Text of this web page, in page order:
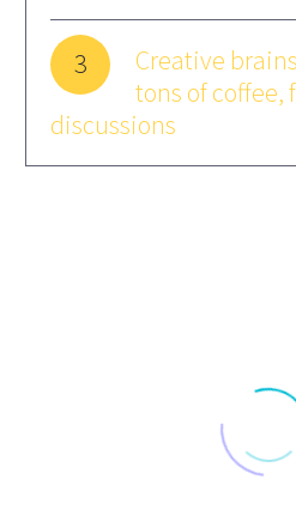
3
Creative
tons of coffee,
discussions